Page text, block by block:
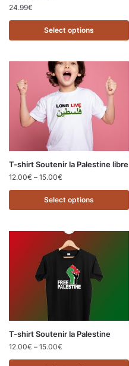
24.99€
Select options
T-shirt Soutenir la Palestine libre
12.00€ – 15.00€
Select options
T-shirt Soutenir la Palestine
12.00€ – 15.00€